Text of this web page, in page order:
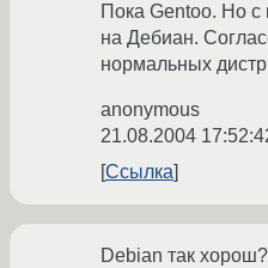
Пока Gentoo. Но
на Дебиан.
нормальных
anonymous
21.08.2004
Ссылка
Debian так хорош?